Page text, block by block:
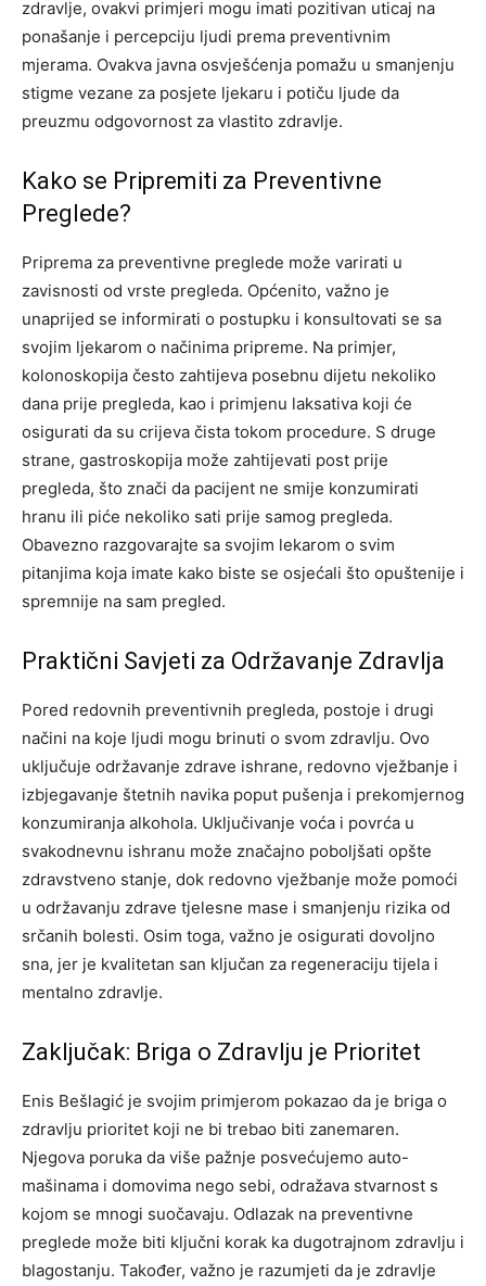
zdravlje, ovakvi primjeri mogu imati pozitivan uticaj na
ponašanje i percepciju ljudi prema preventivnim
mjerama. Ovakva javna osvješćenja pomažu u smanjenju
stigme vezane za posjete ljekaru i potiču ljude da
preuzmu odgovornost za vlastito zdravlje.
Kako se Pripremiti za Preventivne
Preglede?
Priprema za preventivne preglede može varirati u
zavisnosti od vrste pregleda. Općenito, važno je
unaprijed se informirati o postupku i konsultovati se sa
svojim ljekarom o načinima pripreme. Na primjer,
kolonoskopija često zahtijeva posebnu dijetu nekoliko
dana prije pregleda, kao i primjenu laksativa koji će
osigurati da su crijeva čista tokom procedure. S druge
strane, gastroskopija može zahtijevati post prije
pregleda, što znači da pacijent ne smije konzumirati
hranu ili piće nekoliko sati prije samog pregleda.
Obavezno razgovarajte sa svojim lekarom o svim
pitanjima koja imate kako biste se osjećali što opuštenije i
spremnije na sam pregled.
Praktični Savjeti za Održavanje Zdravlja
Pored redovnih preventivnih pregleda, postoje i drugi
načini na koje ljudi mogu brinuti o svom zdravlju. Ovo
uključuje održavanje zdrave ishrane, redovno vježbanje i
izbjegavanje štetnih navika poput pušenja i prekomjernog
konzumiranja alkohola. Uključivanje voća i povrća u
svakodnevnu ishranu može značajno poboljšati opšte
zdravstveno stanje, dok redovno vježbanje može pomoći
u održavanju zdrave tjelesne mase i smanjenju rizika od
srčanih bolesti. Osim toga, važno je osigurati dovoljno
sna, jer je kvalitetan san ključan za regeneraciju tijela i
mentalno zdravlje.
Zaključak: Briga o Zdravlju je Prioritet
Enis Bešlagić je svojim primjerom pokazao da je briga o
zdravlju prioritet koji ne bi trebao biti zanemaren.
Njegova poruka da više pažnje posvećujemo auto-
mašinama i domovima nego sebi, odražava stvarnost s
kojom se mnogi suočavaju. Odlazak na preventivne
preglede može biti ključni korak ka dugotrajnom zdravlju i
blagostanju. Također, važno je razumjeti da je zdravlje